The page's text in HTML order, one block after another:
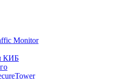
Monitor
КИБ